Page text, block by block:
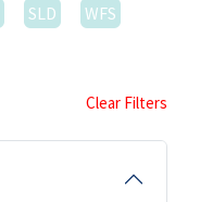
SLD
WFS
Clear Filters